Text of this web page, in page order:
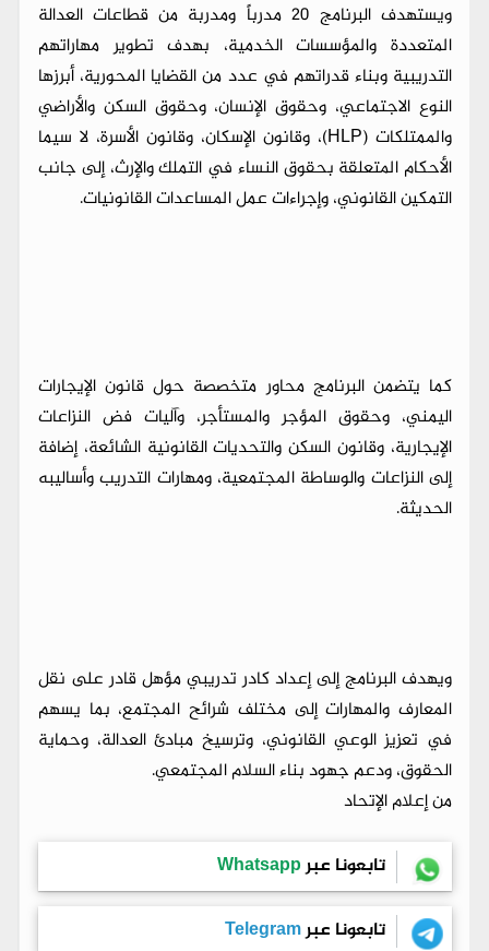
ويستهدف البرنامج 20 مدرباً ومدربة من قطاعات العدالة
المتعددة والمؤسسات الخدمية، بهدف تطوير مهاراتهم
التدريبية وبناء قدراتهم في عدد من القضايا المحورية، أبرزها
النوع الاجتماعي، وحقوق الإنسان، وحقوق السكن والأراضي
والممتلكات (HLP)، وقانون الإسكان، وقانون الأسرة، لا سيما
الأحكام المتعلقة بحقوق النساء في التملك والإرث، إلى جانب
التمكين القانوني، وإجراءات عمل المساعدات القانونيات.
كما يتضمن البرنامج محاور متخصصة حول قانون الإيجارات
اليمني، وحقوق المؤجر والمستأجر، وآليات فض النزاعات
الإيجارية، وقانون السكن والتحديات القانونية الشائعة، إضافة
إلى النزاعات والوساطة المجتمعية، ومهارات التدريب وأساليبه
الحديثة.
ويهدف البرنامج إلى إعداد كادر تدريبي مؤهل قادر على نقل
المعارف والمهارات إلى مختلف شرائح المجتمع، بما يسهم
في تعزيز الوعي القانوني، وترسيخ مبادئ العدالة، وحماية
الحقوق، ودعم جهود بناء السلام المجتمعي.
من إعلام الإتحاد
تابعونا عبرWhatsapp
تابعونا عبرTelegram